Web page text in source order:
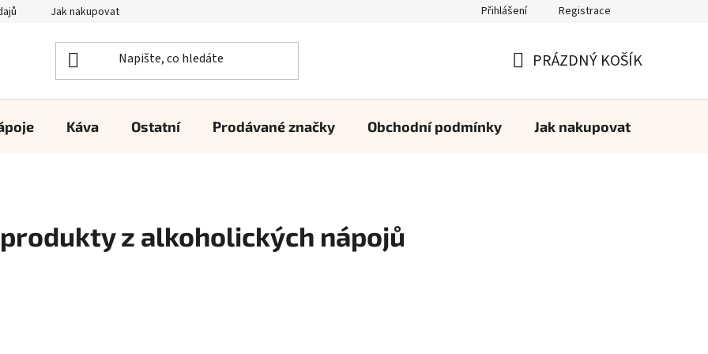
Jak nakupovat Přihlášení Registrace
KOŠÍK
PRÁZDNÝ KOŠÍK
Káva Ostatní Prodávané značky Obchodní podmínky Jak nakupovat
z alkoholických nápojů